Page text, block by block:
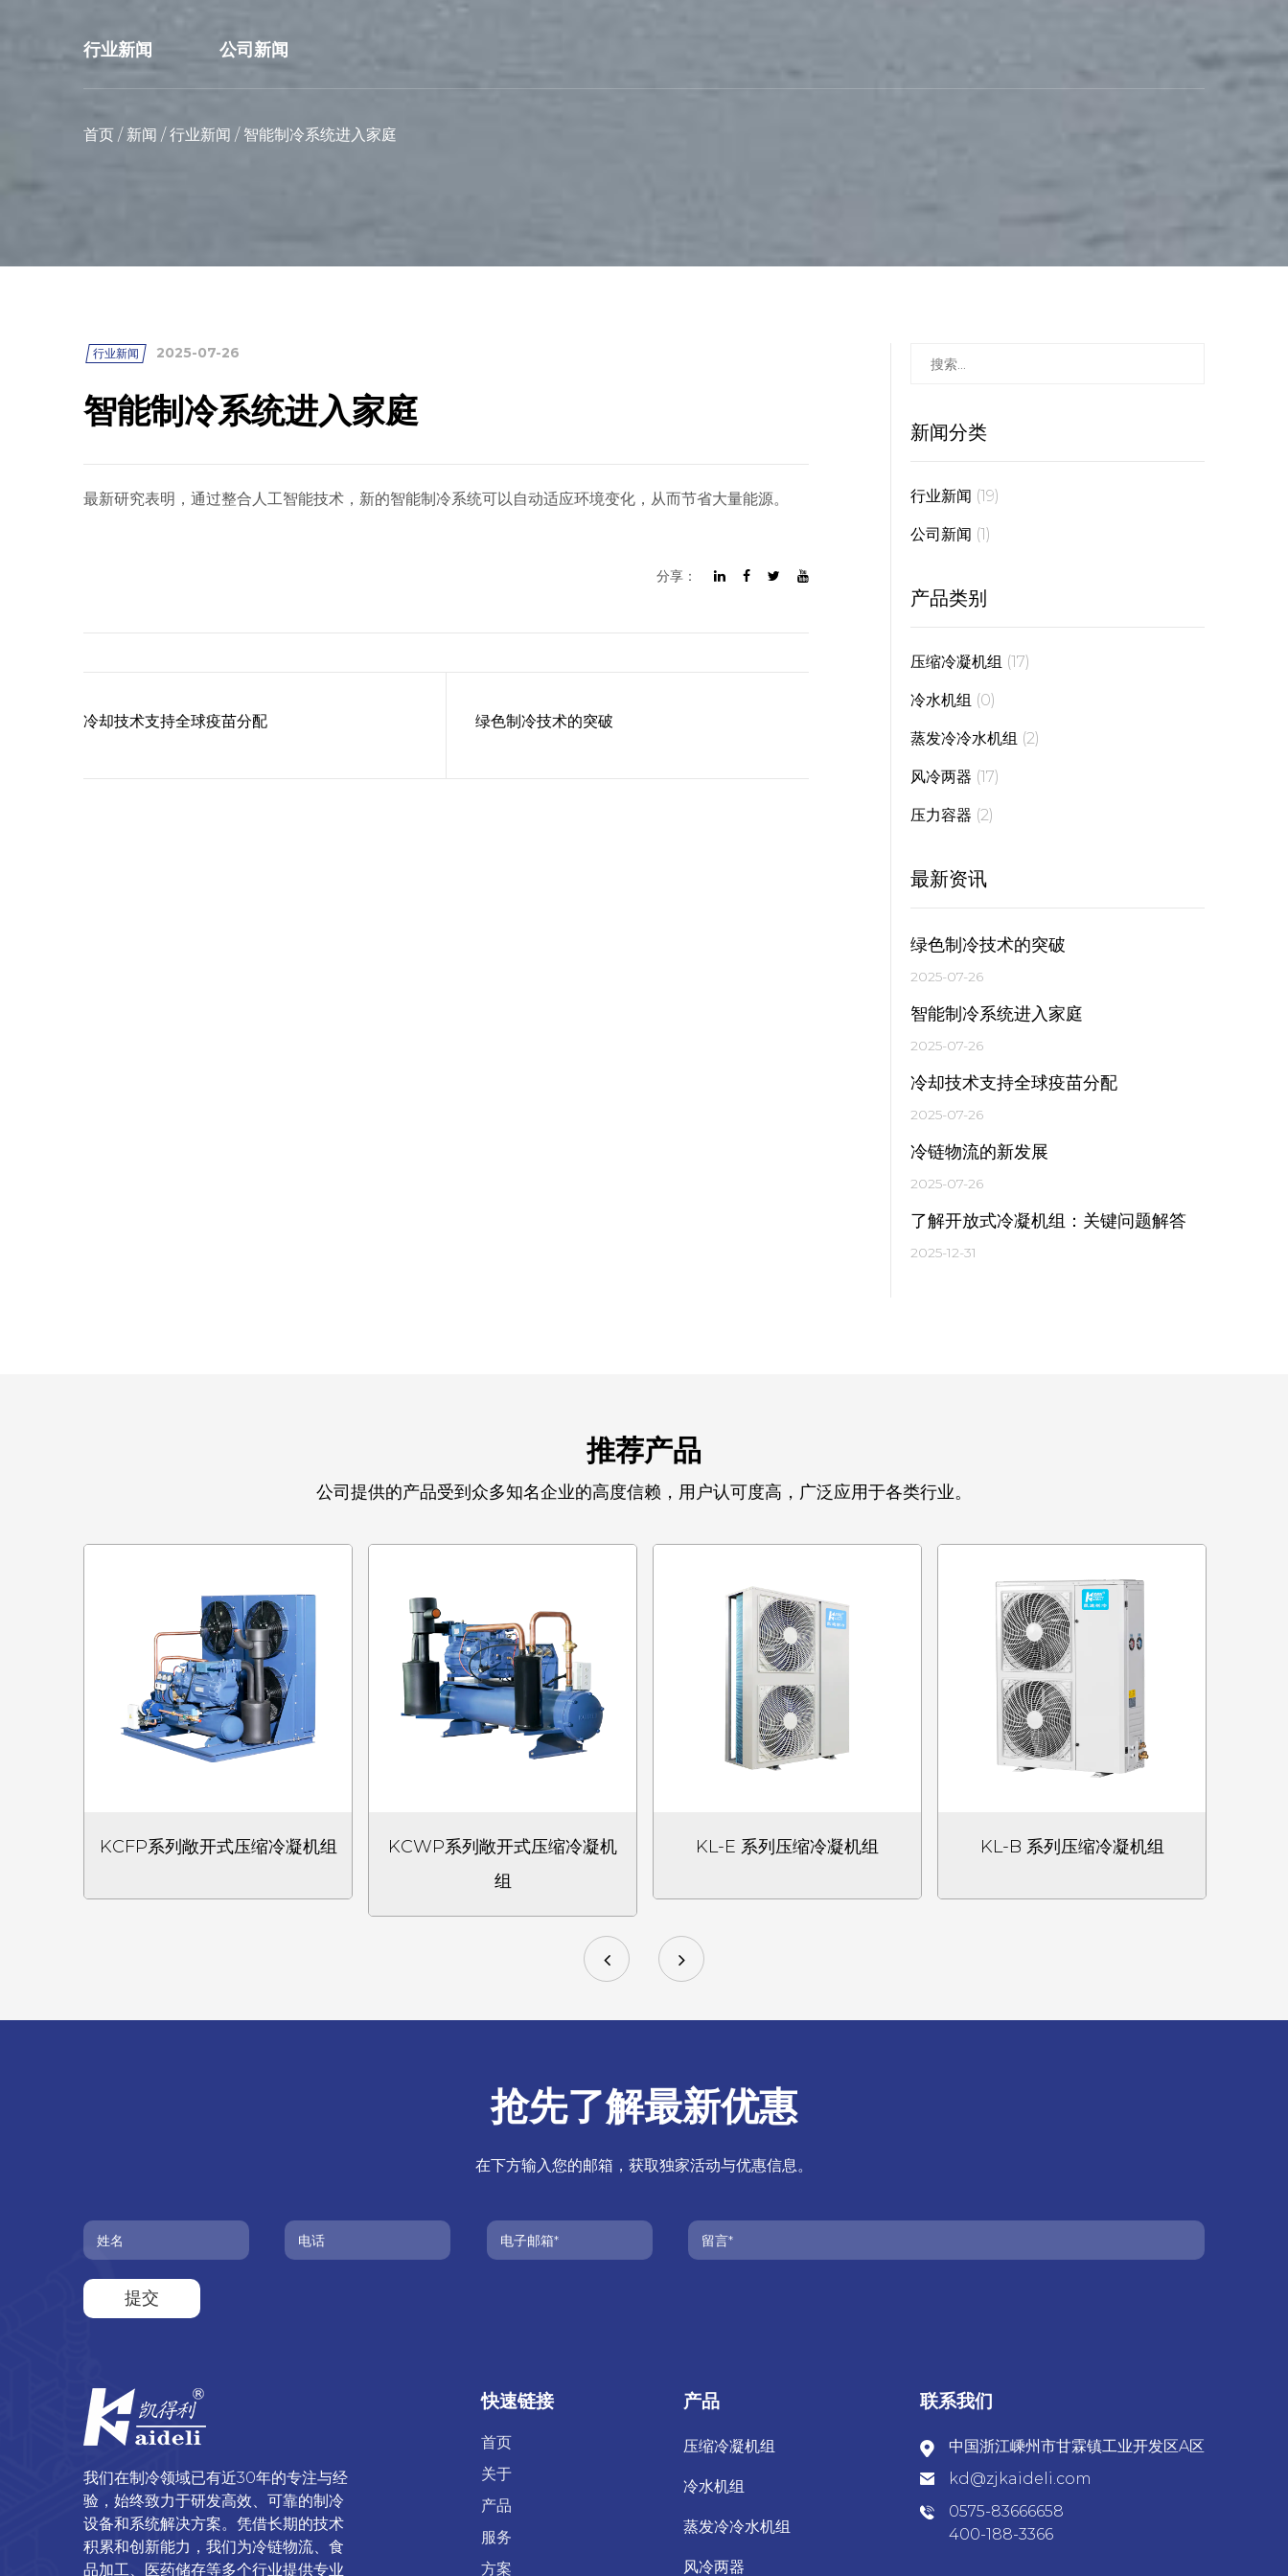
行业新闻 公司新闻
首页 / 新闻 / 行业新闻 / 智能制冷系统进入家庭
新闻分类
行业新闻 (19)
公司新闻 (1)
产品类别
压缩冷凝机组 (17)
冷水机组 (0)
蒸发冷冷水机组 (2)
风冷两器 (17)
压力容器 (2)
最新资讯
绿色制冷技术的突破
2025-07-26
智能制冷系统进入家庭
2025-07-26
冷却技术支持全球疫苗分配
2025-07-26
冷链物流的新发展
2025-07-26
了解开放式冷凝机组：关键问题解答
2025-12-31
行业新闻 2025-07-26
智能制冷系统进入家庭
最新研究表明，通过整合人工智能技术，新的智能制冷系统可以自动适应环境变化，从而节省大量能源。
分享：
冷却技术支持全球疫苗分配 绿色制冷技术的突破
推荐产品
公司提供的产品受到众多知名企业的高度信赖，用户认可度高，广泛应用于各类行业。
KCFP系列敞开式压缩冷凝机组
KCWP系列敞开式压缩冷凝机
组
KL-E 系列压缩冷凝机组 KL-B 系列压缩冷凝机组
抢先了解最新优惠
在下方输入您的邮箱，获取独家活动与优惠信息。
提交
我们在制冷领域已有近30年的专注与经
验，始终致力于研发高效、可靠的制冷
设备和系统解决方案。凭借长期的技术
积累和创新能力，我们为冷链物流、食
品加工、医药储存等多个行业提供专业
快速链接
首页
关于
产品
服务
方案
产品
压缩冷凝机组
冷水机组
蒸发冷冷水机组
风冷两器
联系我们
中国浙江嵊州市甘霖镇工业开发区A区
kd@zjkaideli.com
0575-83666658
400-188-3366